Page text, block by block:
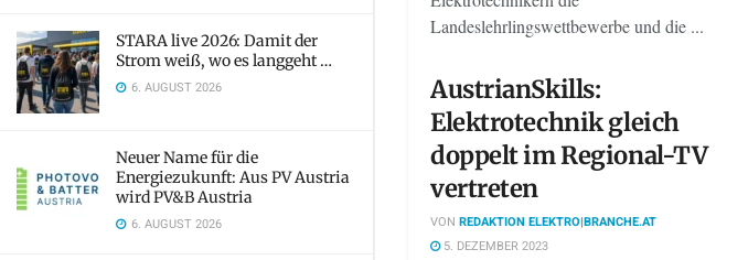
STARA live 2026: Damit der
Strom weiß, wo es langgeht …
6. AUGUST 2026
Neuer Name für die
Energiezukunft: Aus PV Austria
wird PV&B Austria
6. AUGUST 2026
Landeslehrlingswettbewerbe und die ...
AustrianSkills:
Elektrotechnik gleich
doppelt im Regional-TV
vertreten
VON REDAKTION ELEKTRO|BRANCHE.AT
5. DEZEMBER 2023